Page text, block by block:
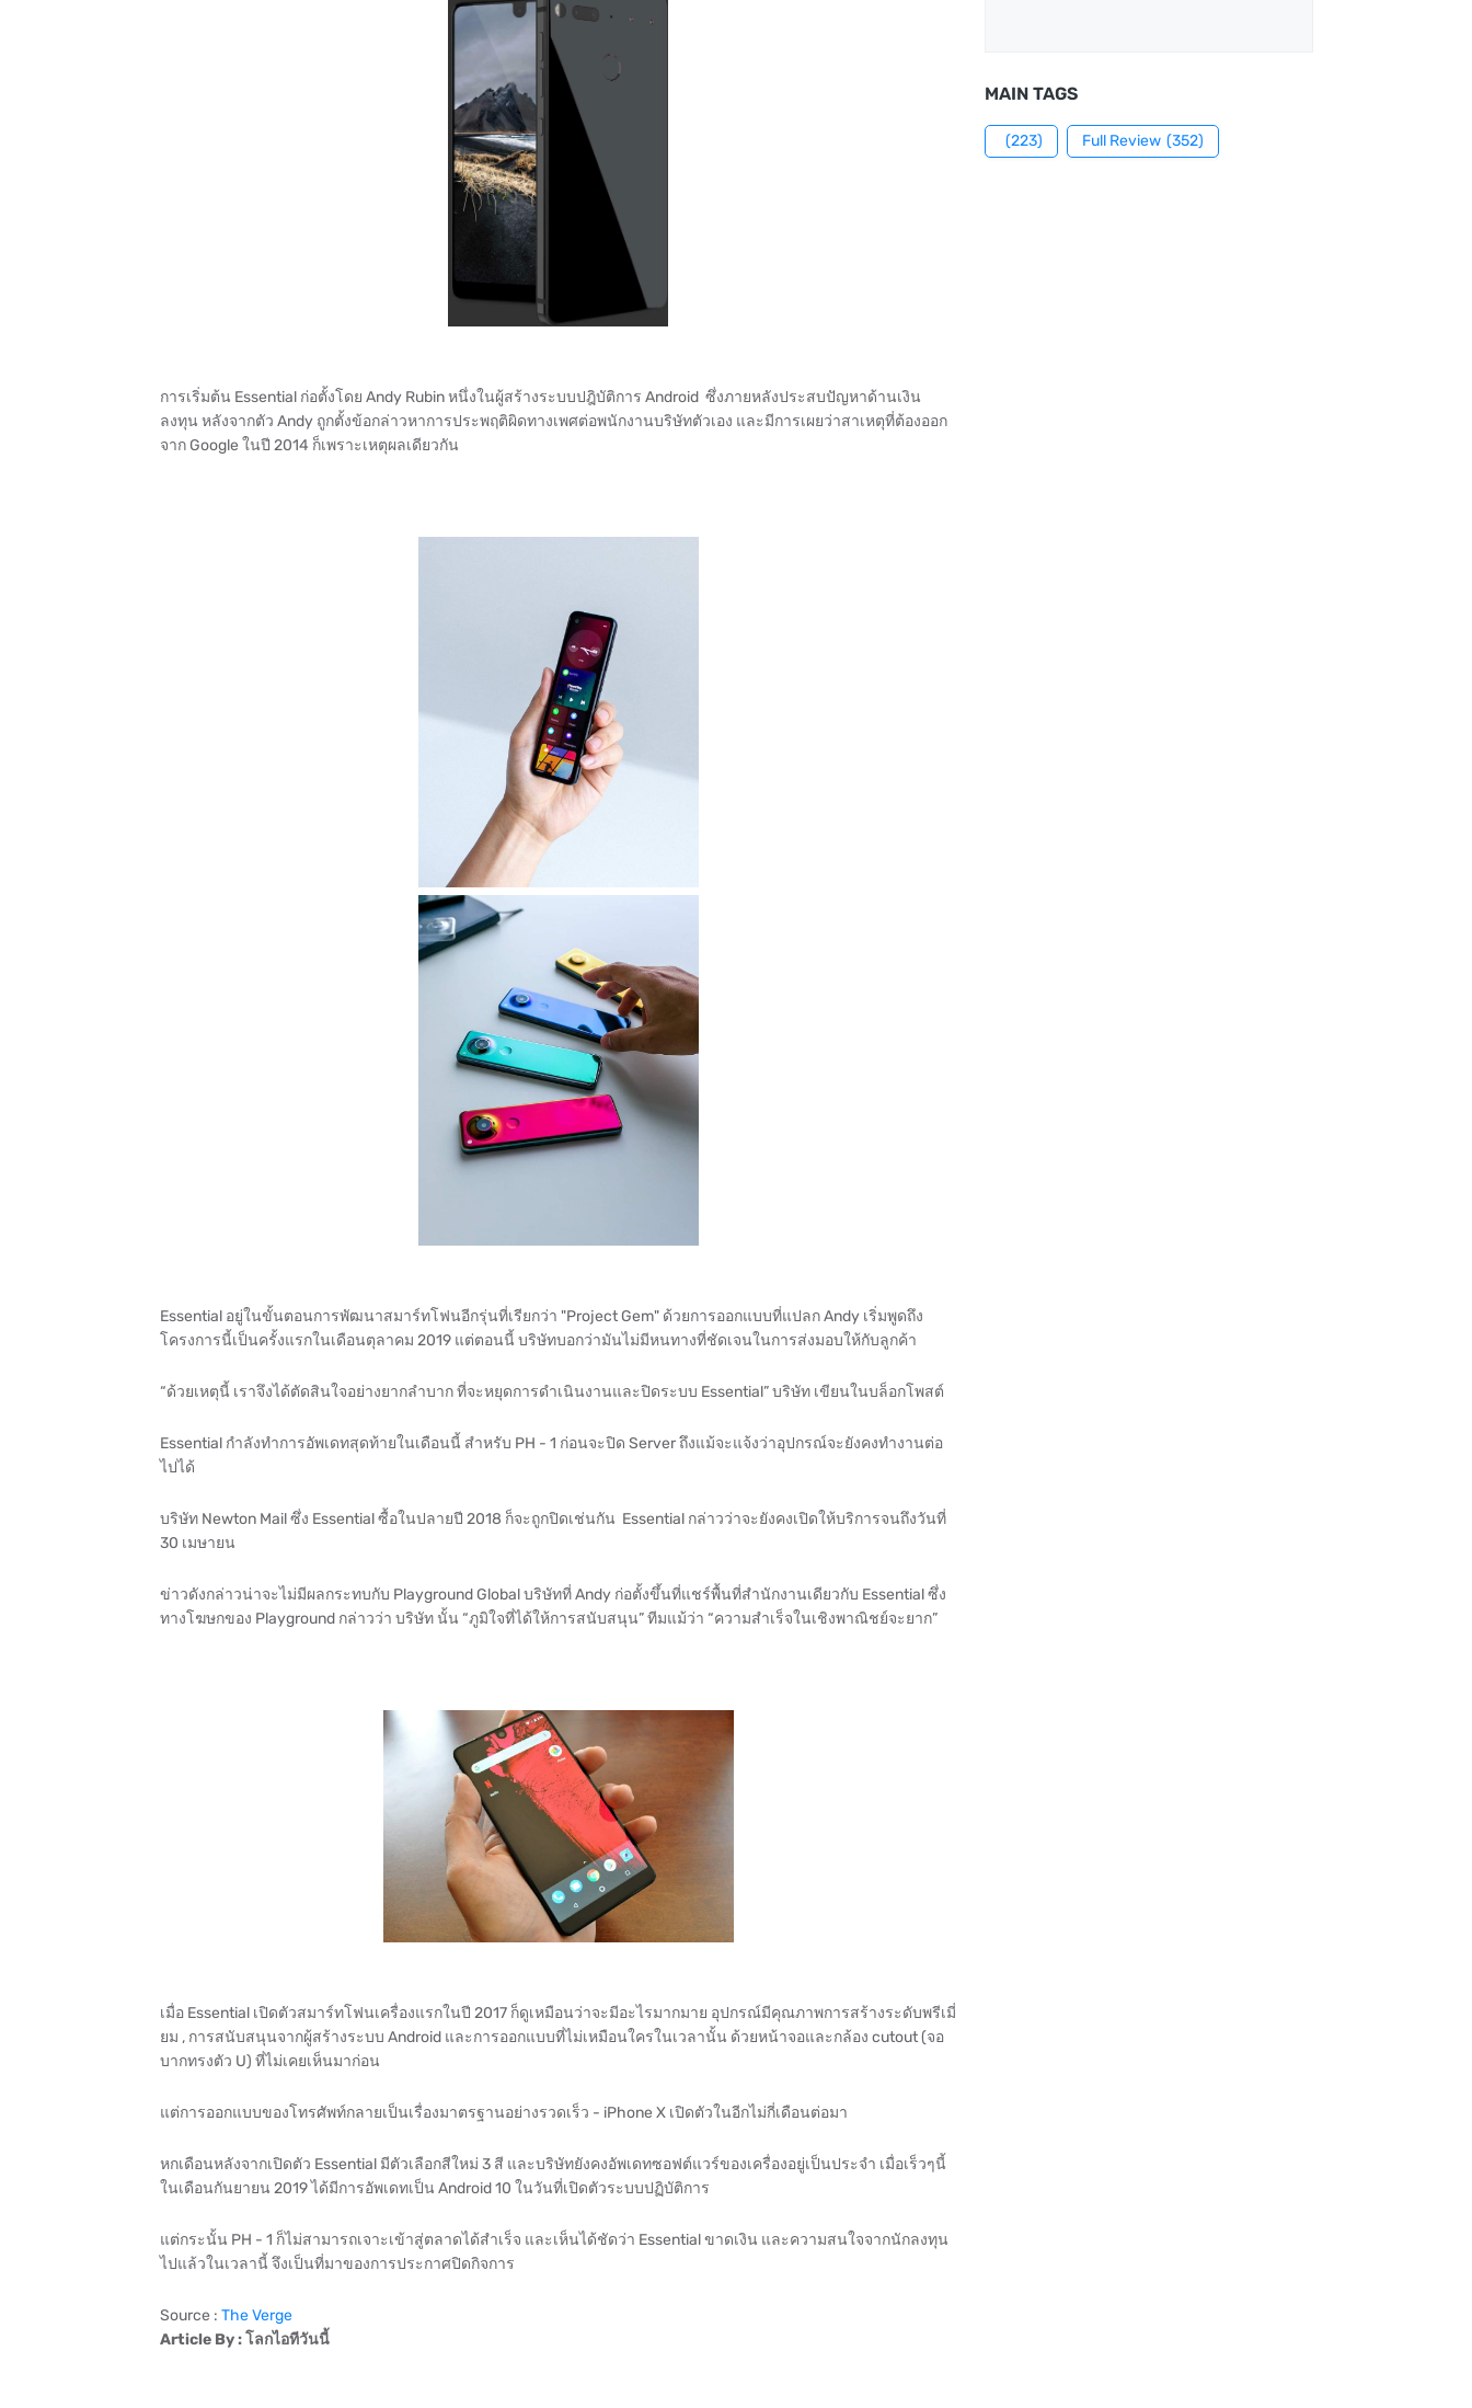
การเริ่มต้น Essential ก่อตั้งโดย Andy Rubin หนึ่งในผู้สร้างระบบปฎิบัติการ Android ซึ่งภายหลังประสบปัญหาด้านเงิน
ลงทุน หลังจากตัว Andy ถูกตั้งข้อกล่าวหาการประพฤติผิดทางเพศต่อพนักงานบริษัทตัวเอง และมีการเผยว่าสาเหตุที่ต้องออก
จาก Google ในปี 2014 ก็เพราะเหตุผลเดียวกัน
Essential อยู่ในขั้นตอนการพัฒนาสมาร์ทโฟนอีกรุ่นที่เรียกว่า "Project Gem" ด้วยการออกแบบที่แปลก Andy เริ่มพูดถึง
โครงการนี้เป็นครั้งแรกในเดือนตุลาคม 2019 แต่ตอนนี้ บริษัทบอกว่ามันไม่มีหนทางที่ชัดเจนในการส่งมอบให้กับลูกค้า
“ด้วยเหตุนี้ เราจึงได้ตัดสินใจอย่างยากลำบาก ที่จะหยุดการดำเนินงานและปิดระบบ Essential” บริษัท เขียนในบล็อกโพสต์
Essential กำลังทำการอัพเดทสุดท้ายในเดือนนี้ สำหรับ PH - 1 ก่อนจะปิด Server ถึงแม้จะแจ้งว่าอุปกรณ์จะยังคงทำงานต่อ
ไปได้
บริษัท Newton Mail ซึ่ง Essential ซื้อในปลายปี 2018 ก็จะถูกปิดเช่นกัน Essential กล่าวว่าจะยังคงเปิดให้บริการจนถึงวันที่
30 เมษายน
ข่าวดังกล่าวน่าจะไม่มีผลกระทบกับ Playground Global บริษัทที่ Andy ก่อตั้งขึ้นที่แชร์พื้นที่สำนักงานเดียวกับ Essential ซึ่ง
ทางโฆษกของ Playground กล่าวว่า บริษัท นั้น “ภูมิใจที่ได้ให้การสนับสนุน” ทีมแม้ว่า “ความสำเร็จในเชิงพาณิชย์จะยาก”
เมื่อ Essential เปิดตัวสมาร์ทโฟนเครื่องแรกในปี 2017 ก็ดูเหมือนว่าจะมีอะไรมากมาย อุปกรณ์มีคุณภาพการสร้างระดับพรีเมี่
ยม , การสนับสนุนจากผู้สร้างระบบ Android และการออกแบบที่ไม่เหมือนใครในเวลานั้น ด้วยหน้าจอและกล้อง cutout (จอ
บากทรงตัว U) ที่ไม่เคยเห็นมาก่อน
แต่การออกแบบของโทรศัพท์กลายเป็นเรื่องมาตรฐานอย่างรวดเร็ว - iPhone X เปิดตัวในอีกไม่กี่เดือนต่อมา
หกเดือนหลังจากเปิดตัว Essential มีตัวเลือกสีใหม่ 3 สี และบริษัทยังคงอัพเดทซอฟต์แวร์ของเครื่องอยู่เป็นประจำ เมื่อเร็วๆนี้
ในเดือนกันยายน 2019 ได้มีการอัพเดทเป็น Android 10 ในวันที่เปิดตัวระบบปฏิบัติการ
แต่กระนั้น PH - 1 ก็ไม่สามารถเจาะเข้าสู่ตลาดได้สำเร็จ และเห็นได้ชัดว่า Essential ขาดเงิน และความสนใจจากนักลงทุน
ไปแล้วในเวลานี้ จึงเป็นที่มาของการประกาศปิดกิจการ
Source : The Verge
Article By : โลกไอทีวันนี้
MAIN TAGS
(223) Full Review (352)